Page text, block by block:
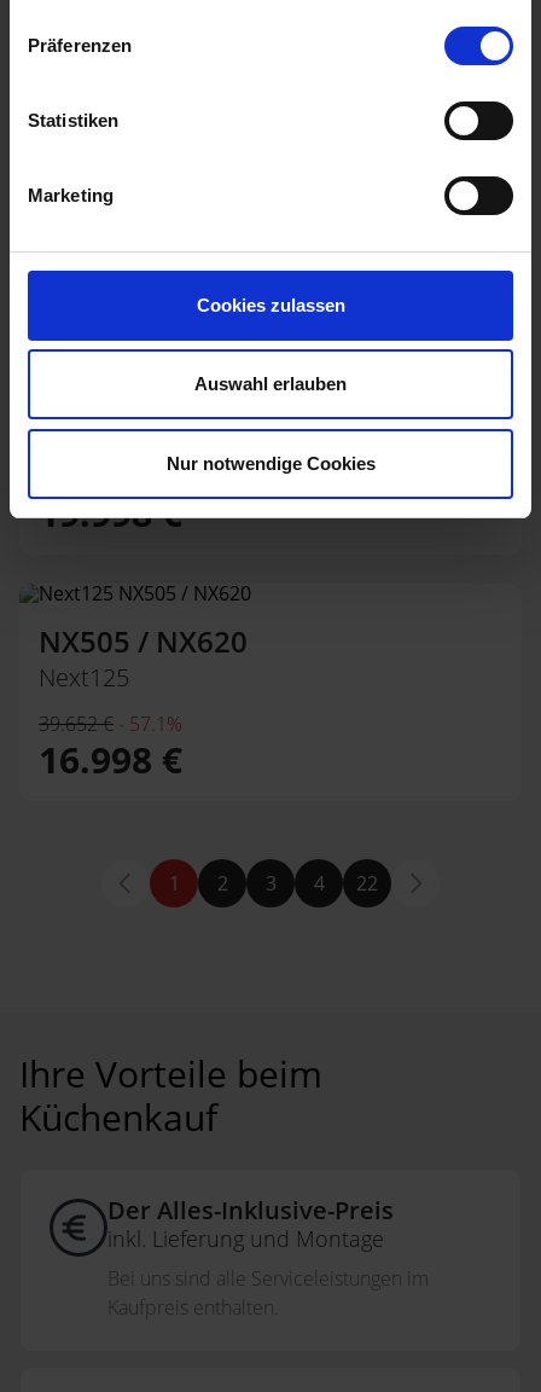
Präferenzen
Statistiken
Marketing
Cookies zulassen
Auswahl erlauben
Nur notwendige Cookies
Team7
29.998 €
NX240 / NX640
Next125
49.5%
19.998 €
NX505 / NX620
Next125
39.652 € - 57.1%
16.998 €
1 2 3 4 22
Ihre Vorteile beim
Küchenkauf
Der Alles-Inklusive-Preis
inkl. Lieferung und Montage
Bei uns sind alle Serviceleistungen im
Kaufpreis enthalten.